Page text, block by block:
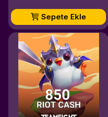
Sepete Ekle